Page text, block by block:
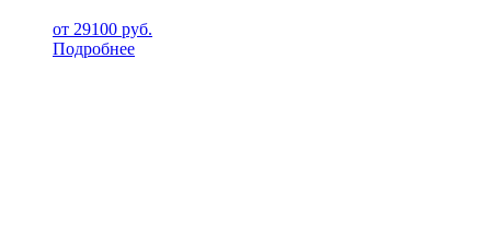
от 29100 руб.
Подробнее